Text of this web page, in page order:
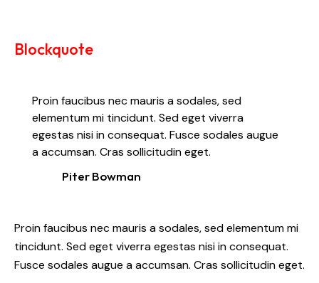
Blockquote
Proin faucibus nec mauris a sodales, sed
elementum mi tincidunt. Sed eget viverra
egestas nisi in consequat. Fusce sodales augue
a accumsan. Cras sollicitudin eget.
Piter Bowman
Proin faucibus nec mauris a sodales, sed elementum mi
tincidunt. Sed eget viverra egestas nisi in consequat.
Fusce sodales augue a accumsan. Cras sollicitudin eget.